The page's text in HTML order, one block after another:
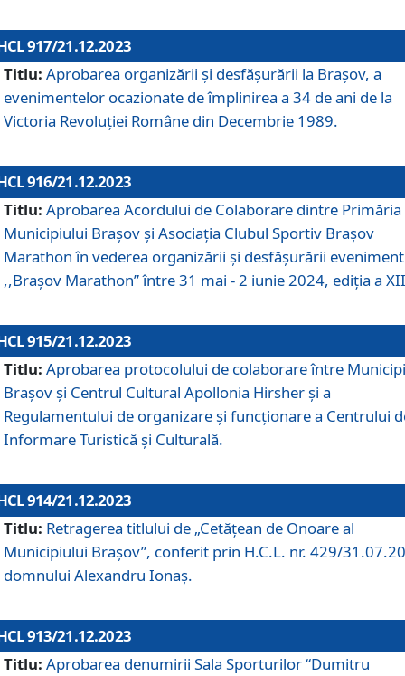
917/21.12.2023
Titlu: Aprobarea organizării şi desfăşurării la Braşov, a
evenimentelor ocazionate de împlinirea a 34 de ani de la
Victoria Revoluţiei Române din Decembrie 1989.
916/21.12.2023
Titlu: Aprobarea Acordului de Colaborare dintre Primăria
Municipiului Brașov și Asociația Clubul Sportiv Brașov
Marathon în vederea organizării și desfășurării
,,Brașov Marathon” între 31 mai - 2 iunie 2024, ediția a
915/21.12.2023
Titlu: Aprobarea protocolului de colaborare între
Brașov și Centrul Cultural Apollonia Hirsher și a
Regulamentului de organizare și funcționare a Centrului
Informare Turistică și Culturală.
914/21.12.2023
Titlu: Retragerea titlului de „Cetățean de Onoare al
Municipiului Brașov”, conferit prin H.C.L. nr. 429/
domnului Alexandru Ionaș.
913/21.12.2023
Titlu: Aprobarea denumirii Sala Sporturilor “Dumitru